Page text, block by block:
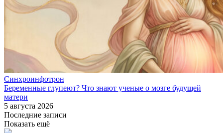
Синхроинфотрон
Беременные глупеют? Что знают ученые о мозге будущей
матери
5 августа 2026
Последние записи
Показать ещё